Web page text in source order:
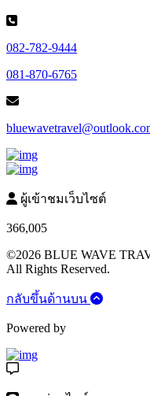
082-782-9444
081-870-6765
ผู้เข้าชมเว็บไซต์
366,005
©2026 BLUE WAVE
All Rights Reserved.
กลับขึ้นด้านบน
Powered by